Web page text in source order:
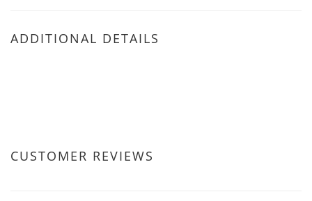
ADDITIONAL DETAILS
CUSTOMER REVIEWS